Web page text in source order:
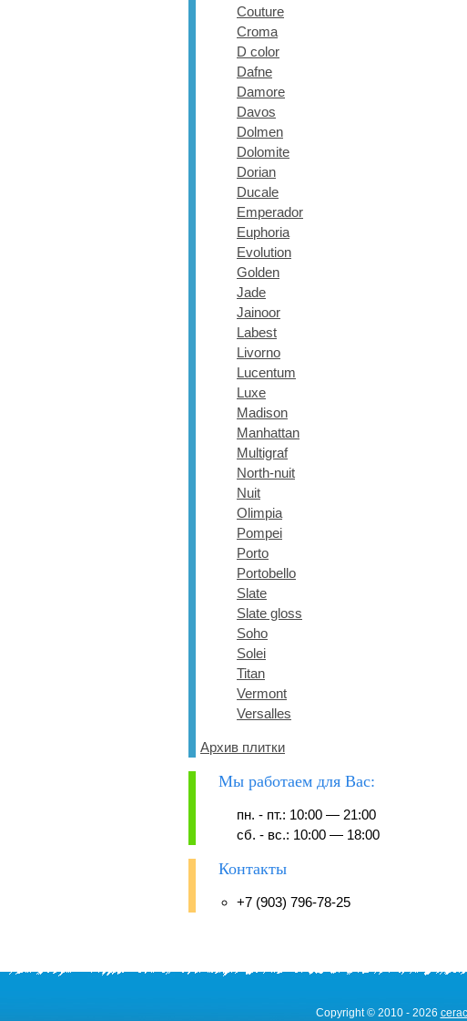
Couture
Croma
D color
Dafne
Damore
Davos
Dolmen
Dolomite
Dorian
Ducale
Emperador
Euphoria
Evolution
Golden
Jade
Jainoor
Labest
Livorno
Lucentum
Luxe
Madison
Manhattan
Multigraf
North-nuit
Nuit
Olimpia
Pompei
Porto
Portobello
Slate
Slate gloss
Soho
Solei
Titan
Vermont
Versalles
Архив плитки
Мы работаем для Вас:
пн. - пт.: 10:00 — 21:00
сб. - вс.: 10:00 — 18:00
Контакты
+7 (903) 796-78-25
Copyright © 2010 - 2026